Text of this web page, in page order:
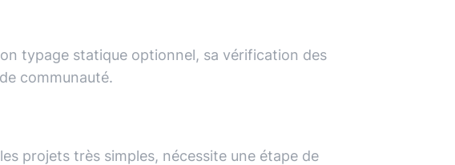
typage statique optionnel, sa vérification des
communauté.
projets très simples, nécessite une étape de